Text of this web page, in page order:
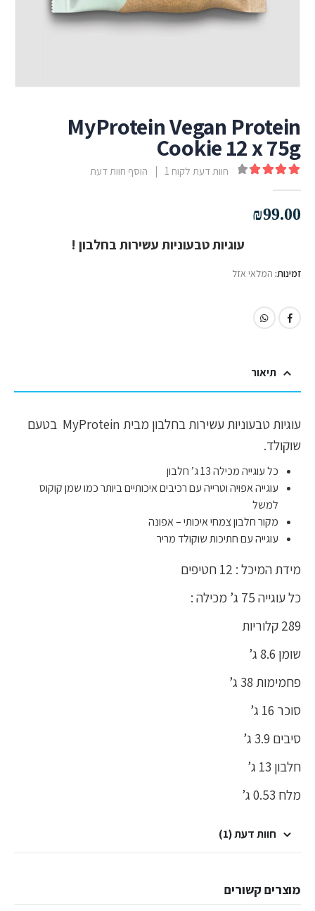
MyProtein Vegan Protein
Cookie 12 x 75g
חוות דעת לקוח 1 הוסף חוות דעת
₪99.00
עוגיות טבעוניות עשירות בחלבון !
זמינות: המלאי אזל
תיאור
עוגיות טבעוניות עשירות בחלבון מבית MyProtein בטעם
שוקולד.
כל עוגייה מכילה 13 ג’ חלבון
עוגייה אפויה וטרייה עם רכיבים איכותיים ביותר כמו שמן קוקוס
למשל
מקור חלבון צמחי איכותי – אפונה
עוגייה עם חתיכות שוקולד מריר
מידת המיכל : 12 חטיפים
כל עוגייה 75 ג’ מכילה :
289 קלוריות
שומן 8.6 ג’
פחמימות 38 ג’
סוכר 16 ג’
סיבים 3.9 ג’
חלבון 13 ג’
מלח 0.53 ג’
חוות דעת (1)
מוצרים קשורים